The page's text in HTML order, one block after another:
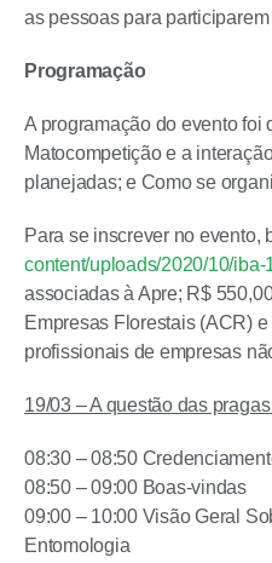
as pessoas para
Programação
A programação do evento foi
Matocompetição e a
planejadas; e Como se
Para se inscrever no evento,
content/uploads/2020/10/iba-
associadas à Apre; R$
Empresas Florestais (ACR)
profissionais de empresas
19/03 – A questão das
08:30 – 08:50
08:50 – 09:00 Boas-vindas
09:00 – 10:00 Visão Geral
Entomologia